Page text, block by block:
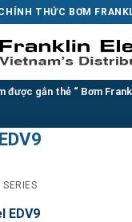
THỨC BƠM
được gắn thẻ “ Bơm
EDV9